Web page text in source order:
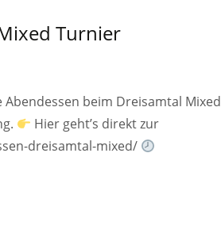
Turnier
beim Dreisamtal Mixed
Hier geht’s direkt zur
dreisamtal-mixed/